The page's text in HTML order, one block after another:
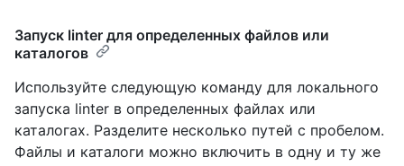
Запуск linter для определенных файлов или
каталогов
Используйте следующую команду для локального
запуска linter в определенных файлах или
каталогах. Разделите несколько путей с пробелом.
Файлы и каталоги можно включить в одну и ту же